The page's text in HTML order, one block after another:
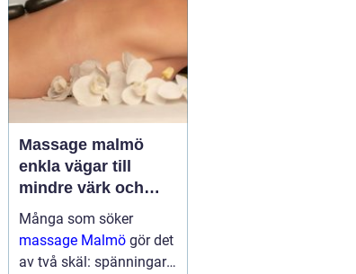
Massage malmö
enkla vägar till
mindre värk och
mer energi
Många som söker
massage Malmö gör det
av två skäl: spänningar